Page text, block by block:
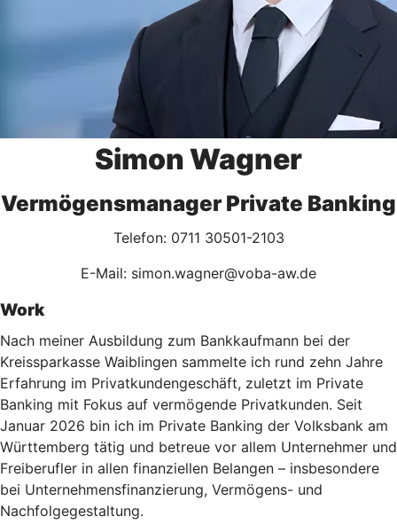
Simon Wagner
Vermögensmanager Private Banking
Telefon: 0711 30501-2103
E-Mail: simon.wagner@voba-aw.de
Work
Nach meiner Ausbildung zum Bankkaufmann bei der
Kreissparkasse Waiblingen sammelte ich rund zehn Jahre
Erfahrung im Privatkundengeschäft, zuletzt im Private
Banking mit Fokus auf vermögende Privatkunden. Seit
Januar 2026 bin ich im Private Banking der Volksbank am
Württemberg tätig und betreue vor allem Unternehmer und
Freiberufler in allen finanziellen Belangen – insbesondere
bei Unternehmensfinanzierung, Vermögens- und
Nachfolgegestaltung.